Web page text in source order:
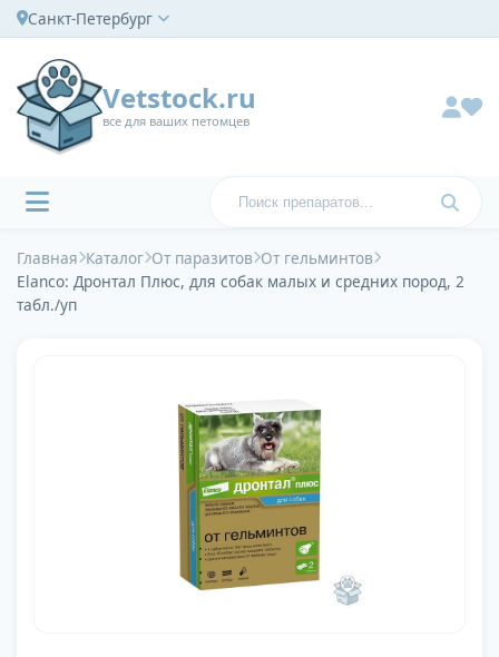
Санкт-Петербург
Vetstock.ru
все для ваших петомцев
Главная Каталог От паразитов От гельминтов
Elanco: Дронтал Плюс, для собак малых и средних пород, 2
табл./уп